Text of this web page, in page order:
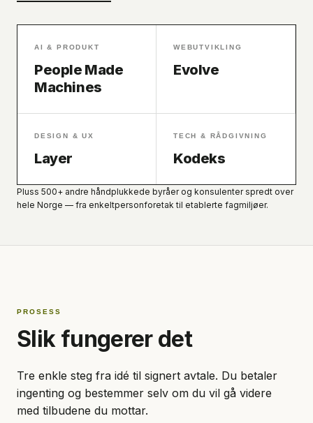
AI & PRODUKT
People Made
Machines
WEBUTVIKLING
Evolve
DESIGN & UX
Layer
TECH & RÅDGIVNING
Kodeks
Pluss 500+ andre håndplukkede byråer og konsulenter spredt over
hele Norge — fra enkeltpersonforetak til etablerte fagmiljøer.
PROSESS
Slik fungerer det
Tre enkle steg fra idé til signert avtale. Du betaler
ingenting og bestemmer selv om du vil gå videre
med tilbudene du mottar.